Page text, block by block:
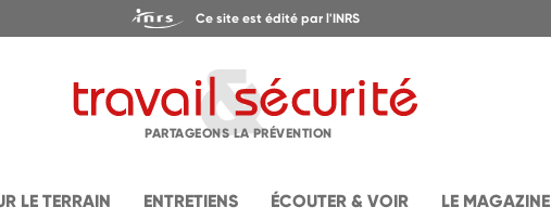
Ce site est édité par l'INRS
PARTAGEONS LA PRÉVENTION
LE TERRAIN ENTRETIENS ÉCOUTER & VOIR LE MAGAZINE